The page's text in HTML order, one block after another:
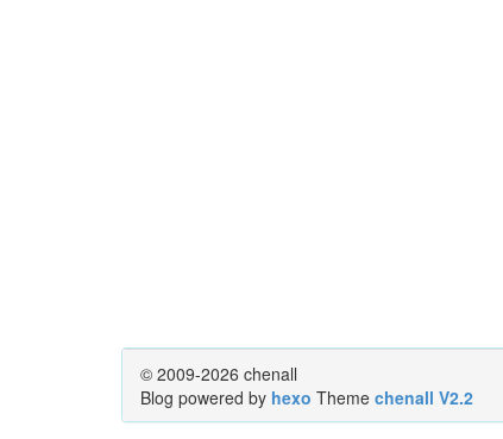
© 2009-2026 chenall
Blog powered by hexo Theme chenall V2.2